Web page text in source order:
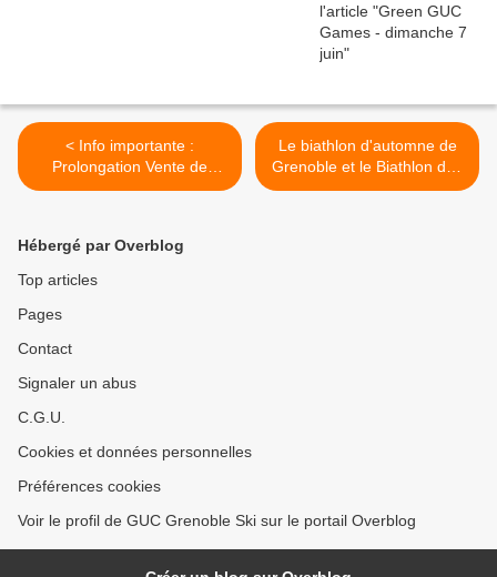
< Info importante :
Prolongation Vente de
Forfaits au tarif Prévente
Le biathlon d'automne de
Grenoble et le Biathlon des
ecoliers dans les médias ! >
Hébergé par Overblog
Top articles
Pages
Contact
Signaler un abus
C.G.U.
Cookies et données personnelles
Préférences cookies
Voir le profil de GUC Grenoble Ski sur le portail Overblog